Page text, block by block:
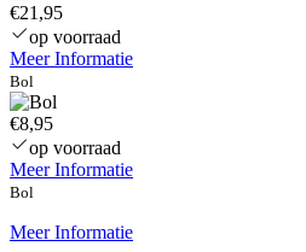
€21,95
op voorraad
Meer Informatie
Bol
€8,95
op voorraad
Meer Informatie
Bol
Meer Informatie